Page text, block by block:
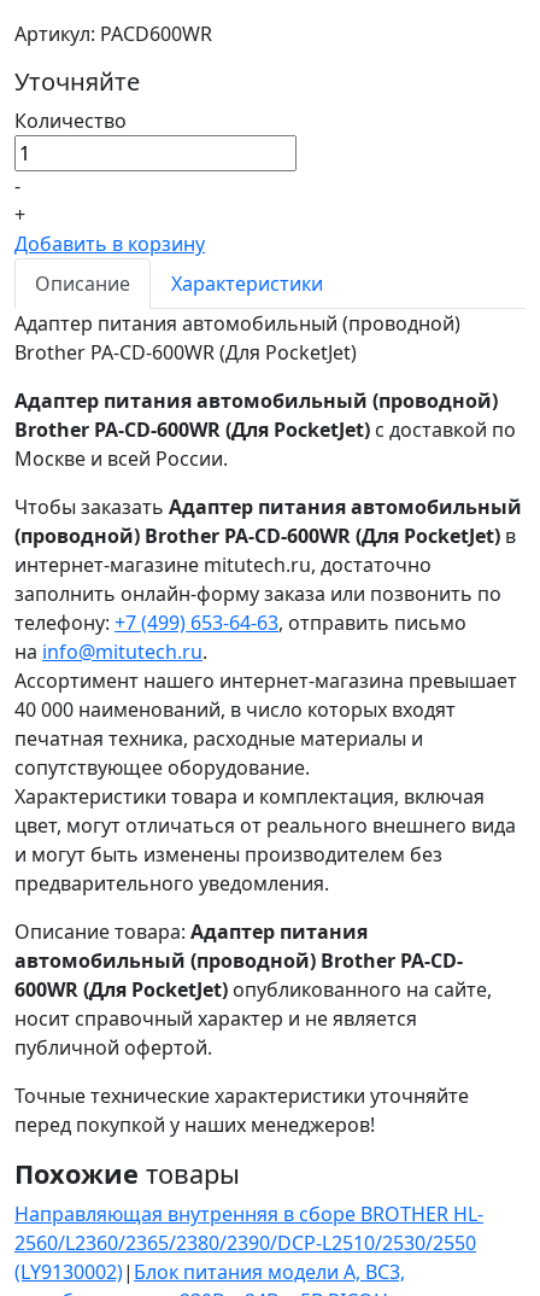
Артикул: PACD600WR
Уточняйте
Количество
-
+
Добавить в корзину
Описание
Характеристики
Адаптер питания автомобильный (проводной)
Brother PA-CD-600WR (Для PocketJet)
Адаптер питания автомобильный (проводной)
Brother PA-CD-600WR (Для PocketJet) с доставкой по
Москве и всей России.
Чтобы заказать Адаптер питания автомобильный
(проводной) Brother PA-CD-600WR (Для PocketJet) в
интернет-магазине mitutech.ru, достаточно
заполнить онлайн-форму заказа или позвонить по
телефону: +7 (499) 653-64-63, отправить письмо
на info@mitutech.ru.
Ассортимент нашего интернет-магазина превышает
40 000 наименований, в число которых входят
печатная техника, расходные материалы и
сопутствующее оборудование.
Характеристики товара и комплектация, включая
цвет, могут отличаться от реального внешнего вида
и могут быть изменены производителем без
предварительного уведомления.
Описание товара: Адаптер питания
автомобильный (проводной) Brother PA-CD-
600WR (Для PocketJet) опубликованного на сайте,
носит справочный характер и не является
публичной офертой.
Точные технические характеристики уточняйте
перед покупкой у наших менеджеров!
Похожие товары
Направляющая внутренняя в сборе BROTHER HL-
2560/L2360/2365/2380/2390/DCP-L2510/2530/2550
(LY9130002)| Блок питания модели А, BC3,